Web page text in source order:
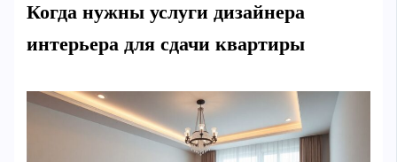
Когда нужны услуги дизайнера
интерьера для сдачи квартиры